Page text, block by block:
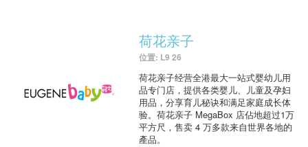
荷花亲子
位置: L9 26
荷花亲子经营全港最大一站式婴幼儿用
品专门店，提供各类婴儿、儿童及孕妇
用品，分享育儿秘诀和满足家庭成长体
验。荷花亲子 MegaBox 店佔地超过1万
平方尺，售卖 4 万多款来自世界各地的
產品。